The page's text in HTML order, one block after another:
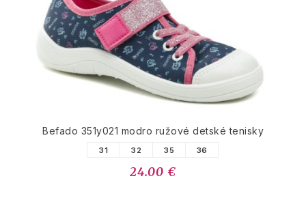
Befado 351y021 modro ružové detské tenisky
31 32 35 36
24.00 €